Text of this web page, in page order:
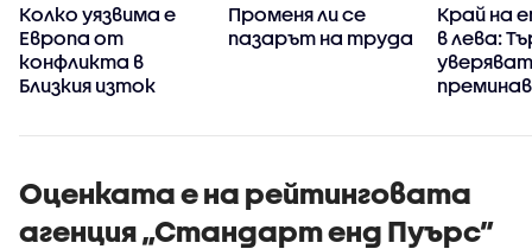
Колко уязвима е
Европа от
конфликта в
Близкия изток
Променя ли се
пазарът на труда
Край на
в лева:
да
Оценката е на рейтинговата
агенция „Стандарт енд Пуърс”